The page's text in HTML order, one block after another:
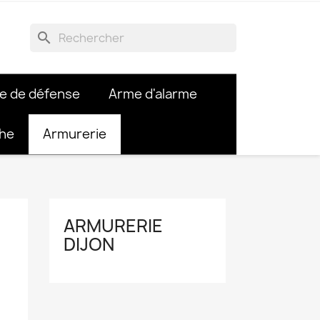
search
de défense Arme d'alarme
Armurerie
ARMURERIE
DIJON